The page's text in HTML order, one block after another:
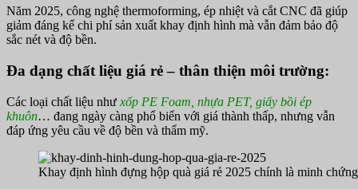
Năm 2025, công nghệ thermoforming, ép nhiệt và cắt CNC đã giúp
giảm đáng kể chi phí sản xuất khay định hình mà vẫn đảm bảo độ
sắc nét và độ bền.
Đa dạng chất liệu giá rẻ – thân thiện môi trường:
Các loại chất liệu như xốp PE Foam, nhựa PET, giấy bồi ép
khuôn… đang ngày càng phổ biến với giá thành thấp, nhưng vẫn
đáp ứng yêu cầu về độ bền và thẩm mỹ.
Khay định hình đựng hộp quà giá rẻ 2025 chính là minh